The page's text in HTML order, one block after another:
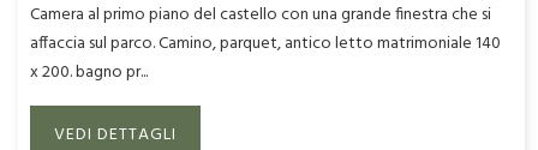
Camera al primo piano del castello con una grande finestra che si
affaccia sul parco. Camino, parquet, antico letto matrimoniale 140
x 200. bagno pr...
VEDI DETTAGLI